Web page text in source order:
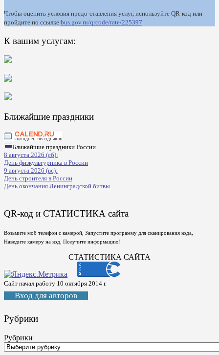
Чтобы оценить условия предо-ставления услуг, используйте QR-код или
пройдите по ссылке bus.gov.ru/qrcode/rate/225397
К вашим услугам:
Ближайшие праздники
Ближайшие праздники России
8 августа 2026 (сб):
День физкультурника в России
9 августа 2026 (вс):
День строителя в России
День окончания Ленинградской битвы
QR-код и СТАТИСТИКА сайта
Возьмите моб телефон с камерой, Запустите программу для сканирования кода,
Наведите камеру на код, Получите информацию!
СТАТИСТИКА САЙТА
Сайт начал работу 10 октября 2014 г.
Вход для авторов
Рубрики
Рубрики